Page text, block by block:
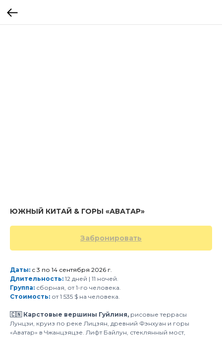
ЮЖНЫЙ КИТАЙ & ГОРЫ «АВАТАР»
Забронировать
Даты: с 3 по 14 сентября 2026 г.
Длительность: 12 дней | 11 ночей.
Группа: сборная, от 1-го человека.
Стоимость: от 1 535 $ на человека.
🇨🇳 Карстовые вершины Гуйлиня, рисовые террасы
Лунцзи, круиз по реке Лицзян, древний Фэнхуан и горы
«Аватар» в Чжанцзяцзе. Лифт Байлун, стеклянный мост,